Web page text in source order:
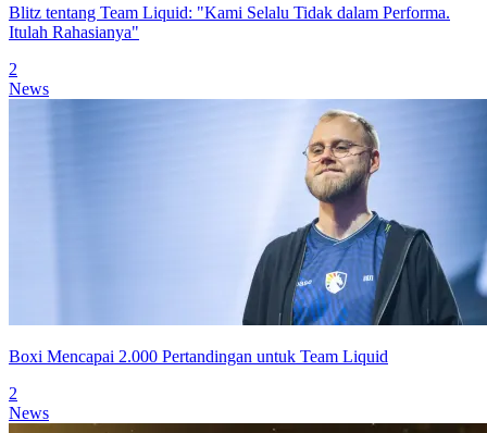
Blitz tentang Team Liquid: "Kami Selalu Tidak dalam Performa.
Itulah Rahasianya"
2
News
Boxi Mencapai 2.000 Pertandingan untuk Team Liquid
2
News